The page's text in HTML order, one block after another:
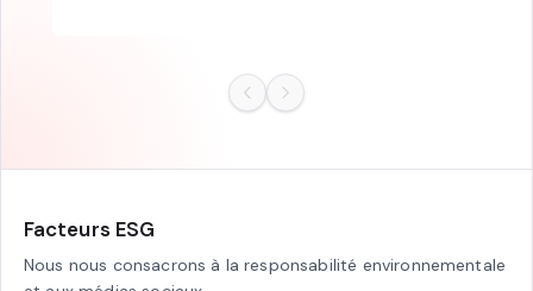
Facteurs ESG
Nous nous consacrons à la responsabilité environnementale